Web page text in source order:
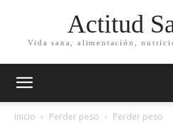
Actitud
Vida sana, alimentación,
Inicio Perder peso Perder peso